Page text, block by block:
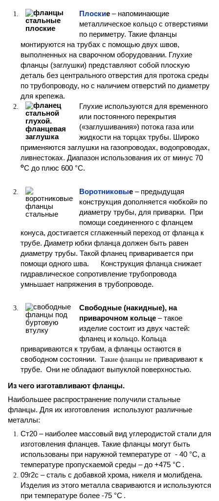
Плоские – напоминающие
металлическое кольцо с отверстиями
по периметру. Такие фланцы
монтируются на трубах с помощью двух швов,
выполненных на сварочном оборудовании. Глухие
фланцы (заглушки) представляют собой плоскую
деталь без центрального отверстия для протока среды
по трубопроводу, но с наличием отверстий по диаметру
для крепежа.
Глухие используются для временного
или постоянного перекрытия
(«заглушивания») потока газа или
жидкости на торцах трубы. Широко
применяются заглушки на газопроводах, водопроводах,
ливнестоках. Диапазон использования их от минус 70
оС до плюс 600 °С.
Воротниковые – предыдущая
конструкция дополняется «юбкой» по
диаметру трубы, для приварки. При
помощи соединенного с фланцем
конуса, достигается сглаженный переход от фланца к
трубе. Диаметр юбки фланца должен быть равен
диаметру трубы. Такой фланец приваривается при
помощи одного шва. Конструкция фланца снижает
гидравлическое сопротивление трубопровода
умньшает напряжения в трубопроводе.
Свободные (накидные), на
приварочном кольце – такое
изделие состоит из двух частей:
фланец и кольцо. Кольца
привариваются к трубам, а фланцы остаются в
свободном состоянии. Такие фланцы не приваривают к
трубе. Они не обладают выпуклой поверхностью.
Из чего изготавливают фланцы.
Наибольшее распространение получили стальные
фланцы. Для их изготовления используют различные
металлы:
Ст20 – наиболее массовый вид углеродистой стали для
изготовления фланцев. Такие фланцы могут быть
использованы при наружной температуре от - 40 °С, а
температуре пропускаемой среды – до +475 °С .
09г2с – сталь с добавкой хрома, никеля и молибдена.
Изделия из этого металла свариваются и используются
при температуре более -75 °С .